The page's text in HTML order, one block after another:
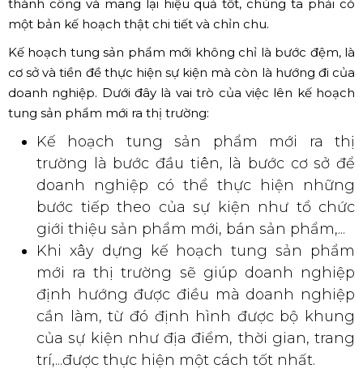
Event tung sản phẩm mới ra thị trường (nguồn: Internet)
Như quý khách hàng cũng đã biết, để có một sự kiện
thành công và mang lại hiệu quả tốt, chúng ta phải có
một bản kế hoạch thật chi tiết và chỉn chu.
Kế hoạch tung sản phẩm mới không chỉ là bước đệm, là
cơ sở và tiền đề thực hiện sự kiện mà còn là hướng đi của
doanh nghiệp. Dưới đây là vai trò của việc lên kế hoạch
tung sản phẩm mới ra thị trường:
Kế hoạch tung sản phẩm mới ra thị
trường là bước đầu tiên, là bước cơ sở để
doanh nghiệp có thể thực hiện những
bước tiếp theo của sự kiện như tổ chức
giới thiệu sản phẩm mới, bán sản phẩm,...
Khi xây dựng kế hoạch tung sản phẩm